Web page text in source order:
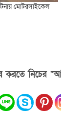
মোটরসাইকেল
করতে নিচের